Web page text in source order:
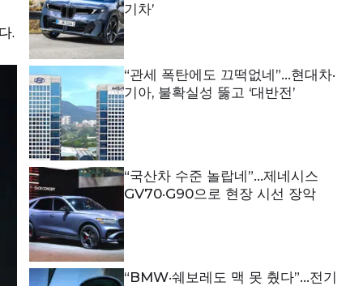
.
기차’
“관세 폭탄에도 끄떡없네”…현대차·
기아, 불확실성 뚫고 ‘대반전’
“국산차 수준 놀랍네”…제네시스
GV70·G90으로 현장 시선 장악
“BMW·쉐보레도 맥 못 췄다”…전기